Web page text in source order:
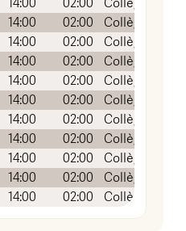
14:00 02:00
Collège
14:00 02:00
Collège
14:00 02:00
Collège
14:00 02:00
Collège
14:00 02:00
Collège
14:00 02:00
Collège
14:00 02:00
Collège
14:00 02:00
Collège
14:00 02:00
Collège
14:00 02:00
Collège
14:00 02:00 Collège